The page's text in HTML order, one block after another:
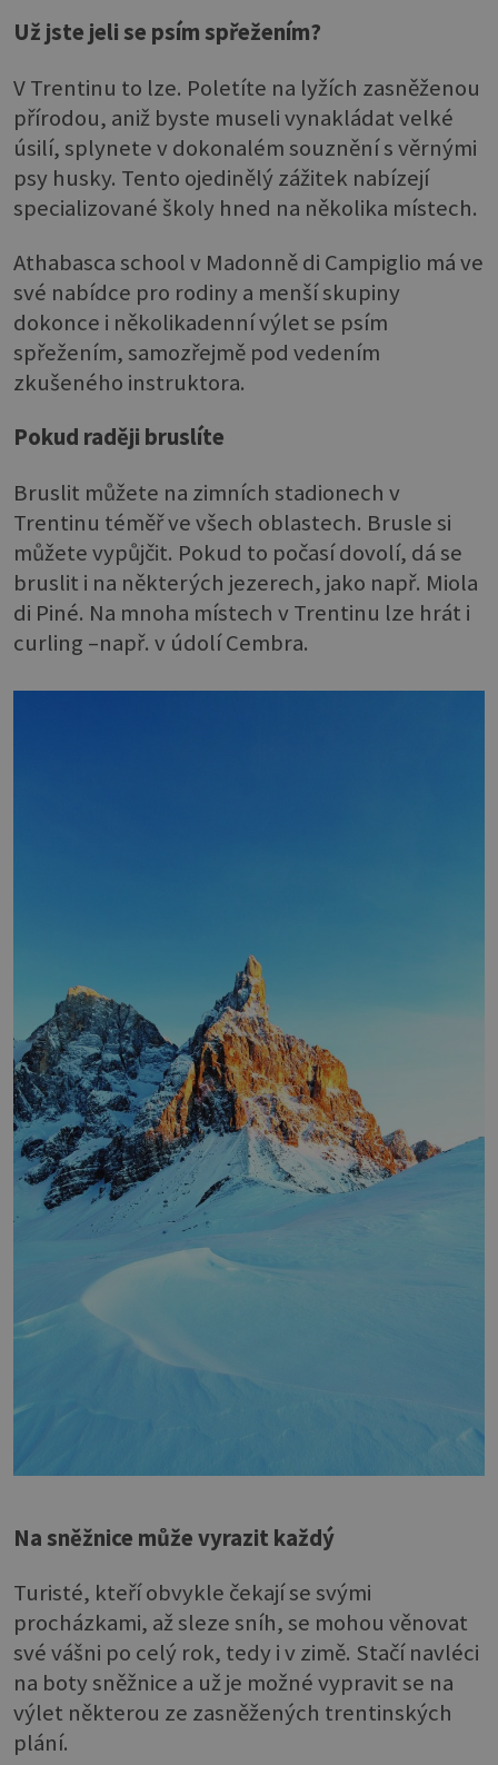
Už jste jeli se psím spřežením?
V Trentinu to lze. Poletíte na lyžích zasněženou
přírodou, aniž byste museli vynakládat velké
úsilí, splynete v dokonalém souznění s věrnými
psy husky. Tento ojedinělý zážitek nabízejí
specializované školy hned na několika místech.
Athabasca school v Madonně di Campiglio má ve
své nabídce pro rodiny a menší skupiny
dokonce i několikadenní výlet se psím
spřežením, samozřejmě pod vedením
zkušeného instruktora.
Pokud raději bruslíte
Bruslit můžete na zimních stadionech v
Trentinu téměř ve všech oblastech. Brusle si
můžete vypůjčit. Pokud to počasí dovolí, dá se
bruslit i na některých jezerech, jako např. Miola
di Piné. Na mnoha místech v Trentinu lze hrát i
curling –např. v údolí Cembra.
Na sněžnice může vyrazit každý
Turisté, kteří obvykle čekají se svými
procházkami, až sleze sníh, se mohou věnovat
své vášni po celý rok, tedy i v zimě. Stačí navléci
na boty sněžnice a už je možné vypravit se na
výlet některou ze zasněžených trentinských
plání.